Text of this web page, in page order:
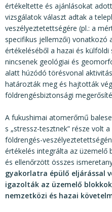
értékeltette és ajánlásokat
vizsgálatok választ adtak a
veszélyeztetettségére (pl.: a
specifikus jellemzői) vonatkozó
értékeléséből a hazai és
nincsenek geológiai és
alatt húzódó törésvonal
határozták meg és hajtották
földrengésbiztonsági
A fukushimai atomerőmű
s „stressz-tesztnek” része volt
földrengés-
értékelés integrálta az
és ellenőrzött összes
gyakorlatra épülő eljárással
igazolták az üzemelő
nemzetközi és hazai